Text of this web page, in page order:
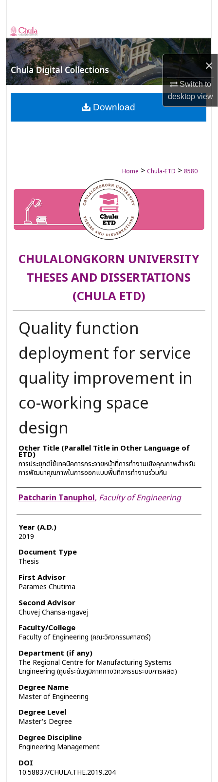
×
Switch to
desktopview
Browse Collections
My Account
About
Digital Commons Network™
Home > Chula-ETD > 8580
CHULALONGKORN UNIVERSITY
THESES AND DISSERTATIONS
(CHULA ETD)
Quality function
deployment for service
quality improvement in
co-working space
design
Other Title (Parallel Title in Other Language of
ETD)
การประยุกต์ใช้เทคนิคการกระจายหน้าที่การทำงานเชิงคุณภาพสำหรับ
การพัฒนาคุณภาพในการออกแบบพื้นที่การทำงานร่วมกัน
Author
Patcharin Tanuphol, Faculty of Engineering
Year (A.D.)
2019
Document Type
Thesis
First Advisor
Parames Chutima
Second Advisor
Chuvej Chansa-ngavej
Faculty/College
Faculty of Engineering (คณะวิศวกรรมศาสตร์)
Department (if any)
The Regional Centre for Manufacturing Systems
Engineering (ศูนย์ระดับภูมิภาคทางวิศวกรรมระบบการผลิต)
Degree Name
Master of Engineering
Degree Level
Master's Degree
Degree Discipline
Engineering Management
DOI
10.58837/CHULA.THE.2019.204
Download